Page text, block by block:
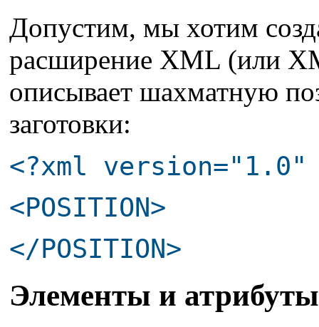
Допустим, мы хотим
расширение XML (или
описывает шахматную
заготовки:
<?xml version="1.0"
<POSITION>
</POSITION>
Элементы и атрибуты